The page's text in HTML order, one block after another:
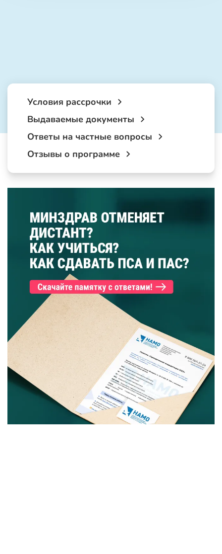
Условия рассрочки
Выдаваемые документы
Ответы на частные вопросы
Отзывы о программе